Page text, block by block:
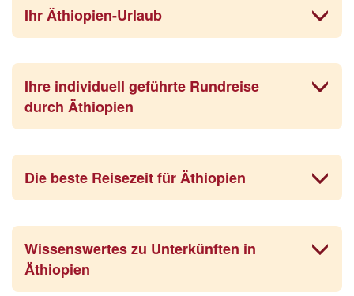
Ihr Äthiopien-Urlaub
Ihre individuell geführte Rundreise
durch Äthiopien
Die beste Reisezeit für Äthiopien
Wissenswertes zu Unterkünften in
Äthiopien